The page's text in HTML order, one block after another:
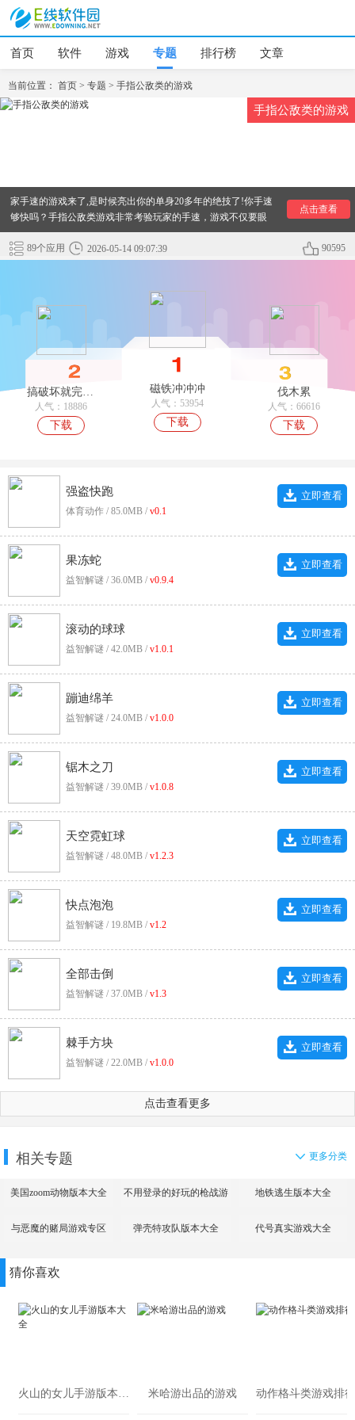
首页 软件 游戏 专题 排行榜 文章
当前位置： 首页 > 专题 > 手指公敌类的游戏
手指公敌类的游戏
家手速的游戏来了,是时候亮出你的单身20多年的绝技了!你手速
够快吗？手指公敌类游戏非常考验玩家的手速，游戏不仅要眼
快，还要大脑转得快，好玩的手指公敌类的手游推荐里包含了
各类考验手速的游戏！赶紧来看一看吧！
点击查看
89个应用 2026-05-14 09:07:39 90595
搞破坏就完事了
人气：18886
下载
磁铁冲冲冲
人气：53954
下载
伐木累
人气：66616
下载
强盗快跑
体育动作 / 85.0MB / v0.1
立即查看
果冻蛇
益智解谜 / 36.0MB / v0.9.4
立即查看
滚动的球球
益智解谜 / 42.0MB / v1.0.1
立即查看
蹦迪绵羊
益智解谜 / 24.0MB / v1.0.0
立即查看
锯木之刀
益智解谜 / 39.0MB / v1.0.8
立即查看
天空霓虹球
益智解谜 / 48.0MB / v1.2.3
立即查看
快点泡泡
益智解谜 / 19.8MB / v1.2
立即查看
全部击倒
益智解谜 / 37.0MB / v1.3
立即查看
棘手方块
益智解谜 / 22.0MB / v1.0.0
立即查看
点击查看更多
相关专题 更多分类
美国zoom动物版本大全 不用登录的好玩的枪战游 地铁逃生版本大全
与恶魔的赌局游戏专区 弹壳特攻队版本大全 代号真实游戏大全
猜你喜欢
火山的女儿手游版本大全 米哈游出品的游戏 动作格斗类游戏排